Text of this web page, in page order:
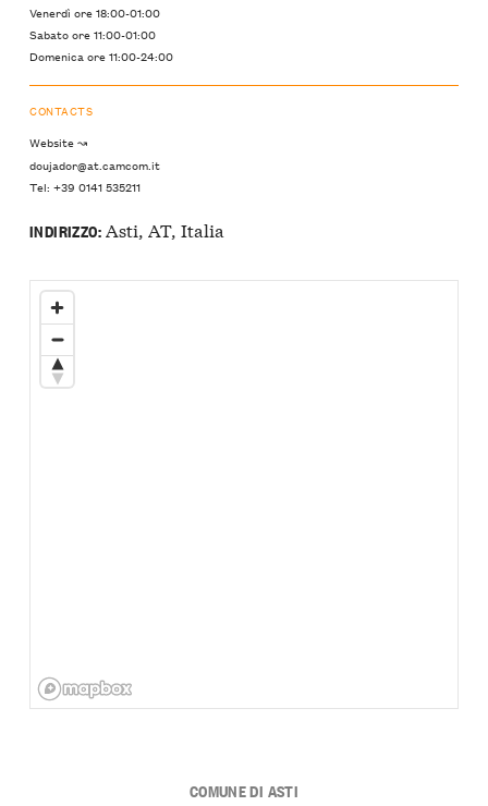
Venerdì ore 18:00-01:00
Sabato ore 11:00-01:00
Domenica ore 11:00-24:00
CONTACTS
Website ↝
doujador@at.camcom.it
Tel: +39 0141 535211
INDIRIZZO:Asti, AT, Italia
COMUNE DI ASTI